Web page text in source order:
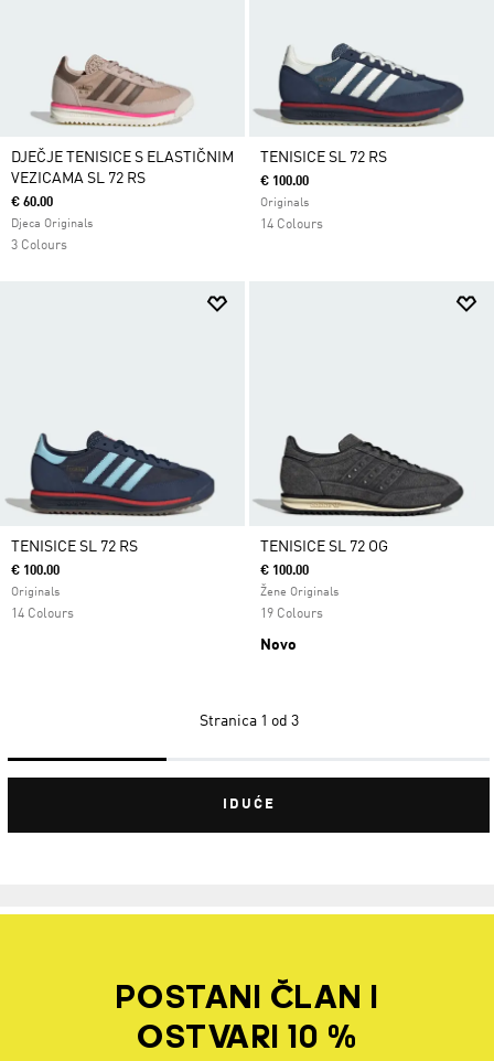
DJEČJE TENISICE S ELASTIČNIM
VEZICAMA SL 72 RS
€ 60.00
Djeca Originals
3 Colours
TENISICE SL 72 RS
€ 100.00
Originals
14 Colours
TENISICE SL 72 RS
€ 100.00
Originals
14 Colours
TENISICE SL 72 OG
€ 100.00
Žene Originals
19 Colours
Novo
Stranica 1 od 3
IDUĆE
POSTANI ČLAN I
OSTVARI 10 %